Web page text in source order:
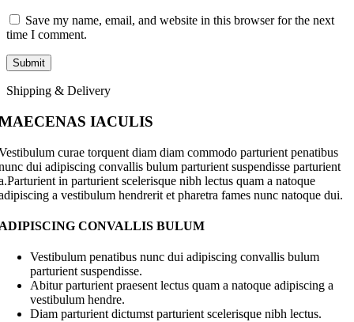
Save my name, email, and website in this browser for the next
time I comment.
Shipping & Delivery
IACULIS
curae torquent diam diam commodo parturient penatibus
dui adipiscing convallis bulum parturient suspendisse parturient
in parturient scelerisque nibh lectus quam a natoque
a vestibulum hendrerit et pharetra fames nunc natoque dui.
CONVALLIS BULUM
Vestibulum penatibus nunc dui adipiscing convallis bulum
parturient suspendisse.
Abitur parturient praesent lectus quam a natoque adipiscing a
vestibulum hendre.
Diam parturient dictumst parturient scelerisque nibh lectus.